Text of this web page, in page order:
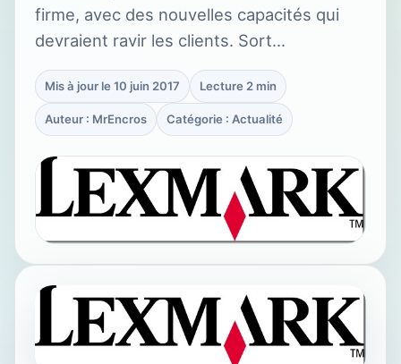
firme, avec des nouvelles capacités qui
devraient ravir les clients. Sort…
Mis à jour le 10 juin 2017 Lecture 2 min
Auteur : MrEncros Catégorie : Actualité